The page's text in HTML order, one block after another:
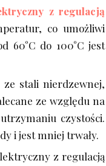
z regulacją
co umożliwi
60°C do 100°C jest
stali nierdzewnej,
ze względu na
czystości.
i jest mniej trwały.
z regulacją